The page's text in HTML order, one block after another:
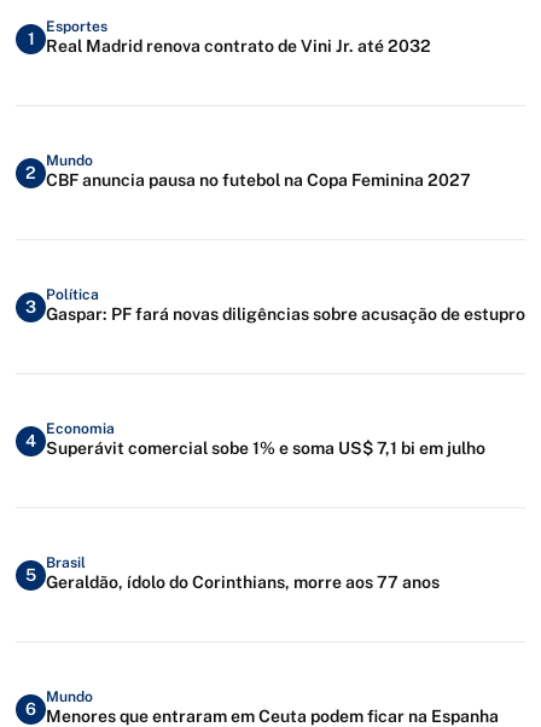
1
Esportes
Real Madrid renova contrato de Vini Jr. até 2032
2
Mundo
CBF anuncia pausa no futebol na Copa Feminina 2027
3
Política
Gaspar: PF fará novas diligências sobre acusação de estupro
4
Economia
Superávit comercial sobe 1% e soma US$ 7,1 bi em julho
5
Brasil
Geraldão, ídolo do Corinthians, morre aos 77 anos
6
Mundo
Menores que entraram em Ceuta podem ficar na Espanha